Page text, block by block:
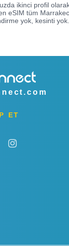
ikinci profil
eSIM tüm
yok, kesinti yok.
ET